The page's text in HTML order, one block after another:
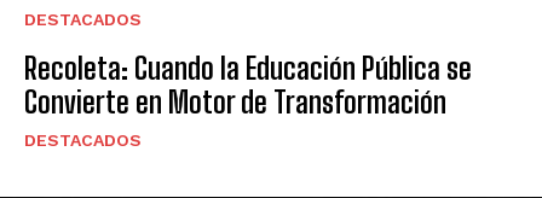
DESTACADOS
Recoleta: Cuando la Educación Pública se
Convierte en Motor de Transformación
DESTACADOS